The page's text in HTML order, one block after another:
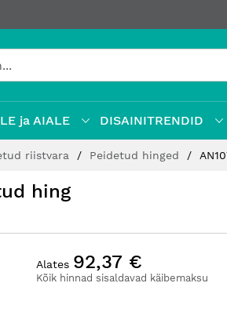
ja AIALE DISAINITRENDID
riistvara Peidetud hinged
hing
Kõik hinnad sisaldavad käibemaksu
Alates 92,37 €